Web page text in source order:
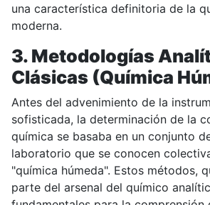
una característica definitoria de la
moderna.
3. Metodologías
Clásicas (Química
Antes del advenimiento de la
sofisticada, la determinación de la
química se basaba en un conjunto
laboratorio que se conocen
"química húmeda". Estos métodos,
parte del arsenal del químico